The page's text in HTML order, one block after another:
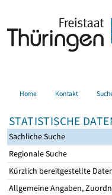
Home Kontakt
STATISTISCHE
Sachliche Suche
Regionale Suche
Kürzlich bereitgestellte
Allgemeine Angaben,